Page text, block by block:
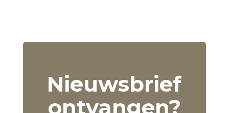
Nieuwsbrief
ontvangen?